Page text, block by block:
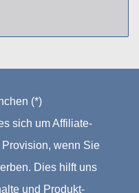
(*)
sich um Affiliate-
wenn Sie
Dies hilft uns
und Produkt-